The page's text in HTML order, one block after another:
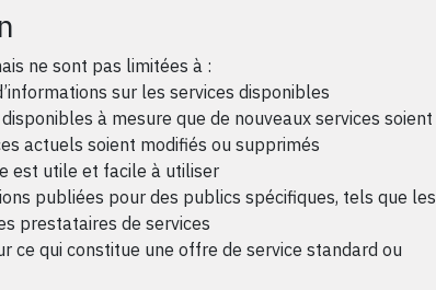
ne sont pas limitées à :
sur les services disponibles
à mesure que de nouveaux services soient
actuels soient modifiés ou supprimés
est utile et facile à utiliser
publiées pour des publics spécifiques, tels que les
prestataires de services
ce qui constitue une offre de service standard ou